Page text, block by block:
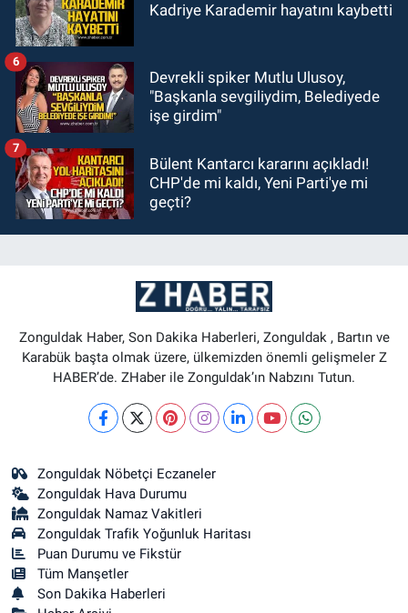
Kadriye Karademir hayatını kaybetti
Devrekli spiker Mutlu Ulusoy,
"Başkanla sevgiliydim, Belediyede
işe girdim"
6
Bülent Kantarcı kararını açıkladı!
CHP'de mi kaldı, Yeni Parti'ye mi
geçti?
7
Zonguldak Haber, Son Dakika Haberleri, Zonguldak , Bartın ve
Karabük başta olmak üzere, ülkemizden önemli gelişmeler Z
HABER’de. ZHaber ile Zonguldak’ın Nabzını Tutun.
Zonguldak Nöbetçi Eczaneler
Zonguldak Hava Durumu
Zonguldak Namaz Vakitleri
Zonguldak Trafik Yoğunluk Haritası
Puan Durumu ve Fikstür
Tüm Manşetler
Son Dakika Haberleri